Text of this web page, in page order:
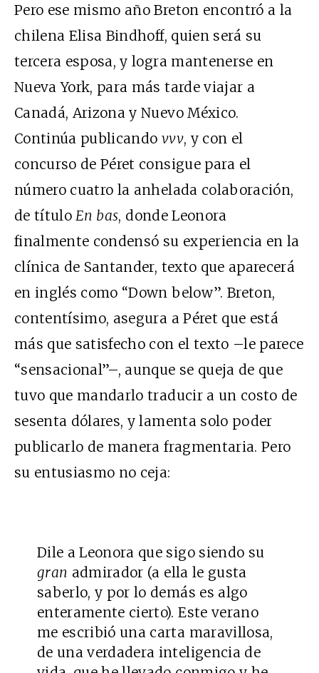
Pero ese mismo año Breton encontró a la
chilena Elisa Bindhoff, quien será su
tercera esposa, y logra mantenerse en
Nueva York, para más tarde viajar a
Canadá, Arizona y Nuevo México.
Continúa publicando vvv, y con el
concurso de Péret consigue para el
número cuatro la anhelada colaboración,
de títuloEn bas, donde Leonora
finalmente condensó su experiencia en la
clínica de Santander, texto que aparecerá
en inglés como “Down below”. Breton,
contentísimo, asegura a Péret que está
más que satisfecho con el texto –le parece
“sensacional”–, aunque se queja de que
tuvo que mandarlo traducir a un costo de
sesenta dólares, y lamenta solo poder
publicarlo de manera fragmentaria. Pero
su entusiasmo no ceja:
Dile a Leonora que sigo siendo su
gran admirador (a ella le gusta
saberlo, y por lo demás es algo
enteramente cierto). Este verano
me escribió una carta maravillosa,
de una verdadera inteligencia de